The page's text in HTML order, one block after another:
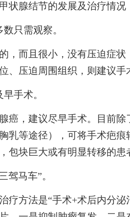
腺结节的发展及治疗情况
只需观察。
而且很小，没有压迫症状
、压迫周围组织，则建议
手术。
，建议尽早手术。目前除
乳等途径），可将手术疤
包块巨大或有明显转移的患
马车”。
方法是“手术+术后内分泌